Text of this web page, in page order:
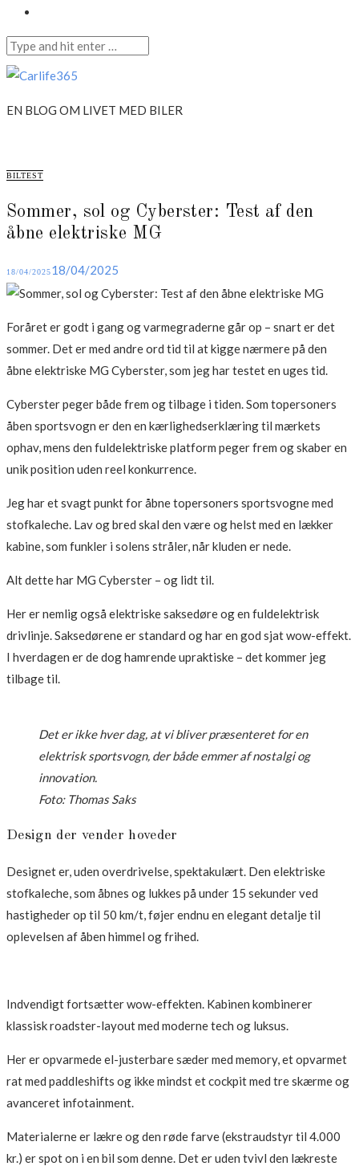
Search
for:
Skip
content
EN BLOG OM LIVET MED BILER
CATEGORIES
BILTEST
Sommer, sol og Cyberster: Test af den
åbne elektriske MG
Posted
on
18/04/202518/04/2025
Foråret er godt i gang og varmegraderne går op – snart er det
sommer. Det er med andre ord tid til at kigge nærmere på den
åbne elektriske MG Cyberster, som jeg har testet en uges tid.
Cyberster peger både frem og tilbage i tiden. Som topersoners
åben sportsvogn er den en kærlighedserklæring til mærkets
ophav, mens den fuldelektriske platform peger frem og skaber en
unik position uden reel konkurrence.
Jeg har et svagt punkt for åbne topersoners sportsvogne med
stofkaleche. Lav og bred skal den være og helst med en lækker
kabine, som funkler i solens stråler, når kluden er nede.
Alt dette har MG Cyberster – og lidt til.
Her er nemlig også elektriske saksedøre og en fuldelektrisk
drivlinje. Saksedørene er standard og har en god sjat wow-effekt.
I hverdagen er de dog hamrende upraktiske – det kommer jeg
tilbage til.
Det er ikke hver dag, at vi bliver præsenteret for en
elektrisk sportsvogn, der både emmer af nostalgi og
innovation.
Foto: Thomas Saks
Design der vender hoveder
Designet er, uden overdrivelse, spektakulært. Den elektriske
stofkaleche, som åbnes og lukkes på under 15 sekunder ved
hastigheder op til 50 km/t, føjer endnu en elegant detalje til
oplevelsen af åben himmel og frihed.
Indvendigt fortsætter wow-effekten. Kabinen kombinerer
klassisk roadster-layout med moderne tech og luksus.
Her er opvarmede el-justerbare sæder med memory, et opvarmet
rat med paddleshifts og ikke mindst et cockpit med tre skærme og
avanceret infotainment.
Materialerne er lækre og den røde farve (ekstraudstyr til 4.000
kr.) er spot on i en bil som denne. Det er uden tvivl den lækreste